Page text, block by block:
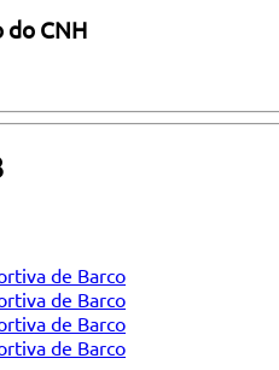
do CNH
de Barco
de Barco
de Barco
de Barco